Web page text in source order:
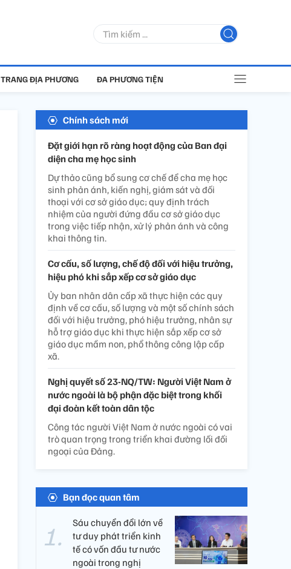
TRANG ĐỊA PHƯƠNG ĐA PHƯƠNG TIỆN
Chính sách mới
Đặt giới hạn rõ ràng hoạt động của Ban đại
diện cha mẹ học sinh
Dự thảo cũng bổ sung cơ chế để cha mẹ học
sinh phản ánh, kiến nghị, giám sát và đối
thoại với cơ sở giáo dục; quy định trách
nhiệm của người đứng đầu cơ sở giáo dục
trong việc tiếp nhận, xử lý phản ánh và công
khai thông tin.
Cơ cấu, số lượng, chế độ đối với hiệu trưởng,
hiệu phó khi sắp xếp cơ sở giáo dục
Ủy ban nhân dân cấp xã thực hiện các quy
định về cơ cấu, số lượng và một số chính sách
đối với hiệu trưởng, phó hiệu trưởng, nhân sự
hỗ trợ giáo dục khi thực hiện sắp xếp cơ sở
giáo dục mầm non, phổ thông công lập cấp
xã.
Nghị quyết số 23-NQ/TW: Người Việt Nam ở
nước ngoài là bộ phận đặc biệt trong khối
đại đoàn kết toàn dân tộc
Công tác người Việt Nam ở nước ngoài có vai
trò quan trọng trong triển khai đường lối đối
ngoại của Đảng.
Bạn đọc quan tâm
Sáu chuyển đổi lớn về
tư duy phát triển kinh
tế có vốn đầu tư nước
ngoài trong nghị